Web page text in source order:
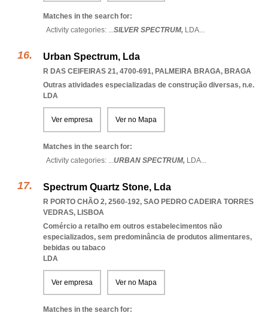
Matches in the search for:
Activity categories: ...SILVER SPECTRUM, LDA...
Urban Spectrum, Lda
R DAS CEIFEIRAS 21, 4700-691, PALMEIRA BRAGA, BRAGA
Outras atividades especializadas de construção diversas, n.e.
LDA
Ver empresa Ver no Mapa
Matches in the search for:
Activity categories: ...URBAN SPECTRUM, LDA...
Spectrum Quartz Stone, Lda
R PORTO CHÃO 2, 2560-192, SAO PEDRO CADEIRA TORRES
VEDRAS, LISBOA
Comércio a retalho em outros estabelecimentos não
especializados, sem predominância de produtos alimentares,
bebidas ou tabaco
LDA
Ver empresa Ver no Mapa
Matches in the search for: